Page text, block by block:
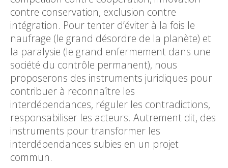
contre conservation, exclusion contre
intégration. Pour tenter d’éviter à la fois le
naufrage (le grand désordre de la planète) et
la paralysie (le grand enfermement dans une
société du contrôle permanent), nous
proposerons des instruments juridiques pour
contribuer à reconnaître les
interdépendances, réguler les contradictions,
responsabiliser les acteurs. Autrement dit, des
instruments pour transformer les
interdépendances subies en un projet
commun.